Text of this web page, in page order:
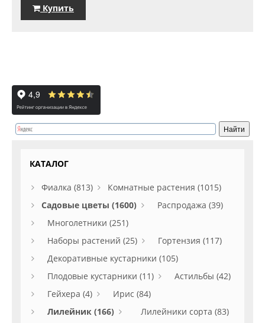
Купить
КАТАЛОГ
Фиалка (813)
Комнатные растения (1015)
Садовые цветы (1600)
Распродажа (39)
Многолетники (251)
Наборы растений (25)
Гортензия (117)
Декоративные кустарники (105)
Плодовые кустарники (11)
Астильбы (42)
Гейхера (4)
Ирис (84)
Лилейник (166)
Лилейники сорта (83)